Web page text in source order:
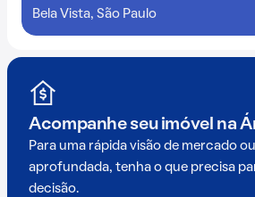
Bela Vista, São Paulo
Acompanhe seu imóvel na
Para uma rápida visão de mercado
aprofundada, tenha o que precisa
decisão.